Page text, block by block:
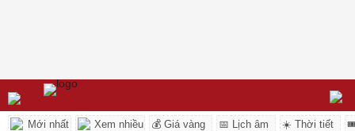
Mới nhất Xem nhiều 💰 Giá vàng 📅 Lịch âm ☀️ Thời tiết